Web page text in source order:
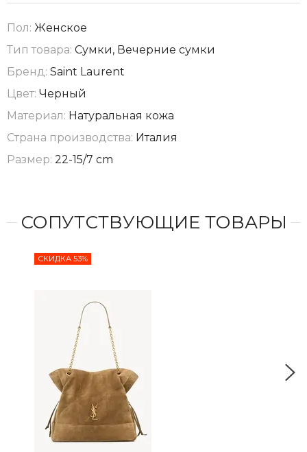
Пол: Женское
Тип товара: Сумки, Вечерние сумки
Бренд: Saint Laurent
Цвет: Черный
Материал: Натуральная кожа
Страна производства: Италия
Размер: 22-15/7 cm
СОПУТСТВУЮЩИЕ ТОВАРЫ
СКИДКА 53%